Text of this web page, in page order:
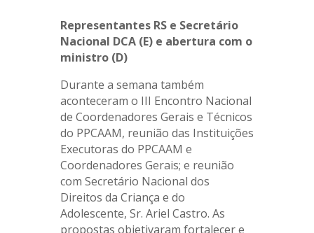
Representantes RS e Secretário
Nacional DCA (E) e abertura com o
ministro (D)
Durante a semana também
aconteceram o III Encontro Nacional
de Coordenadores Gerais e Técnicos
do PPCAAM, reunião das Instituições
Executoras do PPCAAM e
Coordenadores Gerais; e reunião
com Secretário Nacional dos
Direitos da Criança e do
Adolescente, Sr. Ariel Castro. As
propostas objetivaram fortalecer e